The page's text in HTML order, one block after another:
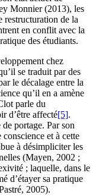
Monnier (2013), les
restructuration de la
en conflit avec la
des étudiants.
chez
se traduit par des
le décalage entre la
qu’il en a amène
parle du
d’être affecté[5].
portage. Par son
et à cette
à désimpliciter les
(Mayen, 2002 ;
; laquelle, dans le
d’étayer sa pratique
2005).